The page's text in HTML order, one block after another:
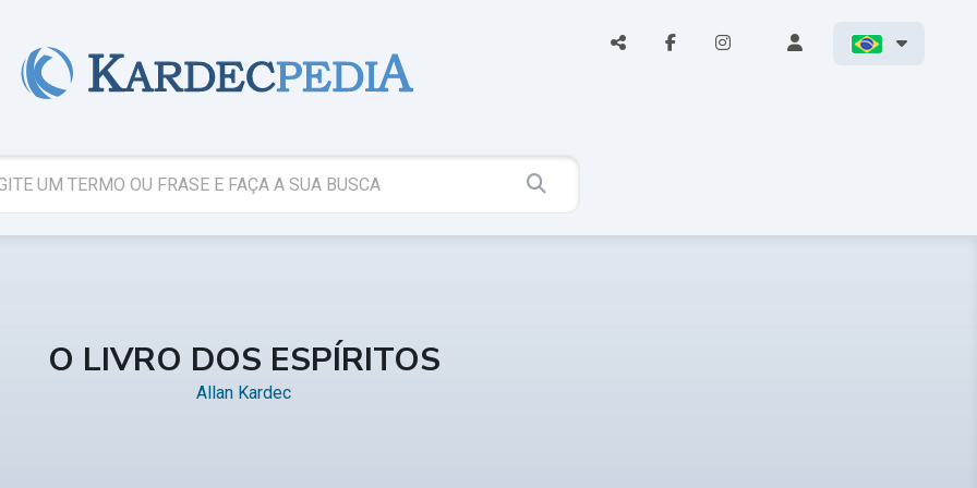
O LIVRO DOS ESPÍRITOS
Allan Kardec